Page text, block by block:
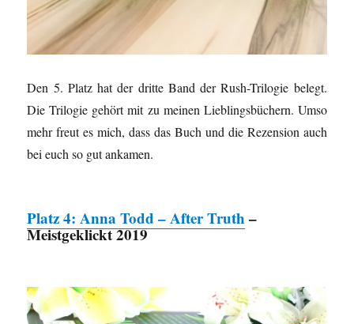
Den 5. Platz hat der dritte Band der Rush-Trilogie belegt.
Die Trilogie gehört mit zu meinen Lieblingsbüchern. Umso
mehr freut es mich, dass das Buch und die Rezension auch
bei euch so gut ankamen.
Platz 4: Anna Todd – After Truth –
Meistgeklickt 2019